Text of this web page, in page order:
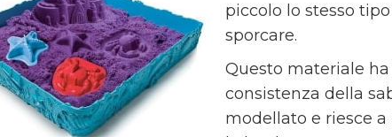
piccolo lo stesso
sporcare.
Questo materiale
consistenza della
modellato e riesce